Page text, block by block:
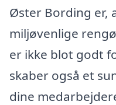
Øster Bording er,
miljøvenlige
er ikke blot godt
skaber også et
dine